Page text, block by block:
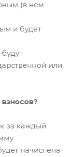
(в нем
и будет
или
за каждый
начислена